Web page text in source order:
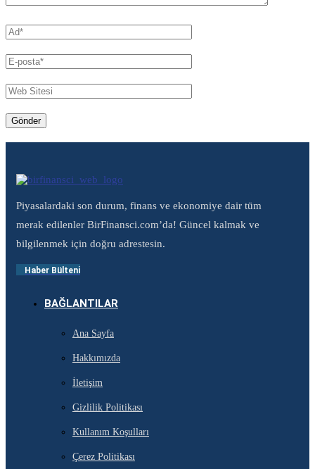
Piyasalardaki son durum, finans ve ekonomiye dair tüm
merak edilenler BirFinansci.com’da! Güncel kalmak ve
bilgilenmek için doğru adrestesin.
Haber Bülteni
BAĞLANTILAR
Ana Sayfa
Hakkımızda
İletişim
Gizlilik Politikası
Kullanım Koşulları
Çerez Politikası